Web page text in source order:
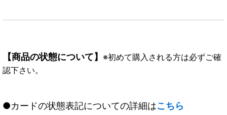
【商品の状態について】 ※初めて購入される方は必ずご確
認下さい。
●カードの状態表記についての詳細はこちら